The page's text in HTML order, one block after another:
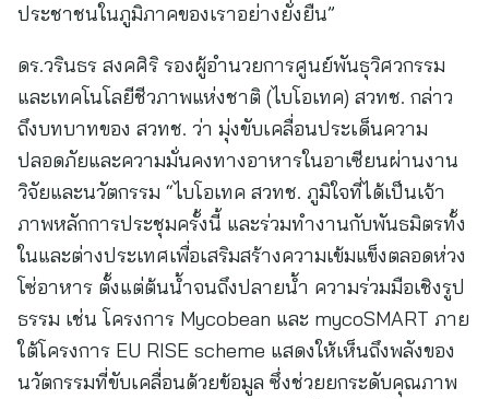
ประชาชนในภูมิภาคของเราอย่างยั่งยืน”
ดร.วรินธร สงคศิริ รองผู้อำนวยการศูนย์พันธุวิศวกรรม
และเทคโนโลยีชีวภาพแห่งชาติ (ไบโอเทค) สวทช. กล่าว
ถึงบทบาทของ สวทช. ว่า มุ่งขับเคลื่อนประเด็นความ
ปลอดภัยและความมั่นคงทางอาหารในอาเซียนผ่านงาน
วิจัยและนวัตกรรม “ไบโอเทค สวทช. ภูมิใจที่ได้เป็นเจ้า
ภาพหลักการประชุมครั้งนี้ และร่วมทำงานกับพันธมิตรทั้ง
ในและต่างประเทศเพื่อเสริมสร้างความเข้มแข็งตลอดห่วง
โซ่อาหาร ตั้งแต่ต้นน้ำจนถึงปลายน้ำ ความร่วมมือเชิงรูป
ธรรม เช่น โครงการ Mycobean และ mycoSMART ภาย
ใต้โครงการ EU RISE scheme แสดงให้เห็นถึงพลังของ
นวัตกรรมที่ขับเคลื่อนด้วยข้อมูล ซึ่งช่วยยกระดับคุณภาพ